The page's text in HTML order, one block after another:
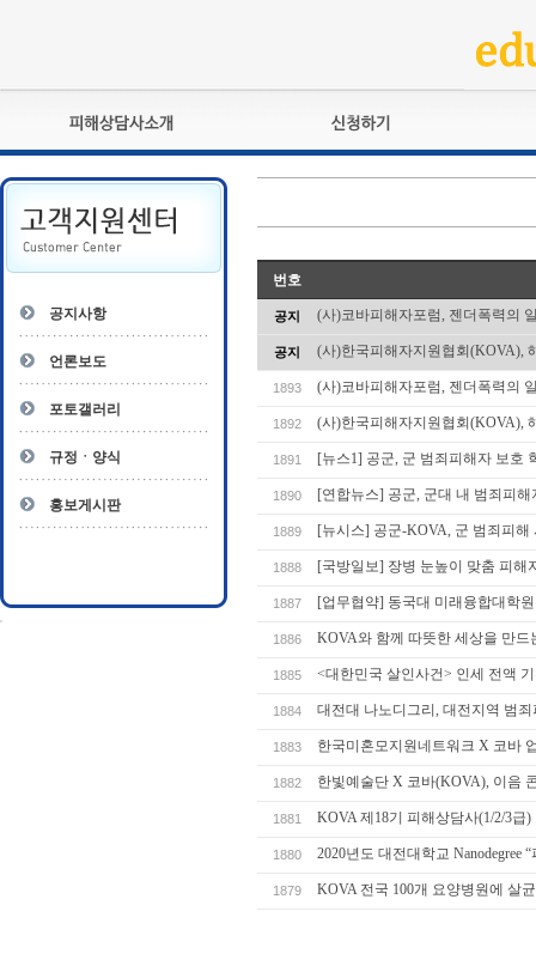
피해상담사란?
자격관리규정
상담사 자격증 확인
- 피해상담사 1급
- 전문수련감독자
- 전문수련기관
교육훈련
자격심사
자격복원
공지사항
언론보도
포토갤러리
규정ㆍ양식
홍보게시판
번호
공지 (사)코바피해자포럼, 젠더폭력의
공지 (사)한국피해자지원협회(KOVA),
1893 (사)코바피해자포럼, 젠더폭력의
1892 (사)한국피해자지원협회(KOVA),
1891 [뉴스1] 공군, 군 범죄피해자 보호
1890 [연합뉴스] 공군, 군대 내 범죄피
1889 [뉴시스] 공군-KOVA, 군 범죄피
1888 [국방일보] 장병 눈높이 맞춤 피해
1887 [업무협약] 동국대 미래융합대학원
1886 KOVA와 함께 따뜻한 세상을 만
1885 <대한민국 살인사건> 인세 전액
1884 대전대 나노디그리, 대전지역 범
1883 한국미혼모지원네트워크 X 코바
1882 한빛예술단 X 코바(KOVA), 이음
1881 KOVA 제18기 피해상담사(1/2/3급
1880 2020년도 대전대학교 Nanodegree
1879 KOVA 전국 100개 요양병원에 살